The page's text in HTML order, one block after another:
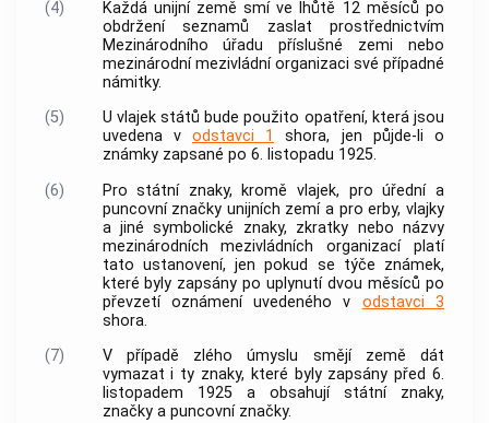
(4)
Každá unijní země smí ve lhůtě 12 měsíců po
obdržení seznamů zaslat prostřednictvím
Mezinárodního úřadu příslušné zemi nebo
mezinárodní mezivládní organizaci své případné
námitky.
(5)
U vlajek států bude použito opatření, která jsou
uvedena v odstavci 1
shora, jen půjde-li o
známky zapsané po 6. listopadu 1925.
(6)
Pro státní znaky, kromě vlajek, pro úřední a
puncovní značky unijních zemí a pro erby, vlajky
a jiné symbolické znaky, zkratky nebo názvy
mezinárodních mezivládních organizací platí
tato ustanovení, jen pokud se týče známek,
které byly zapsány po uplynutí dvou měsíců po
převzetí oznámení uvedeného v odstavci 3
shora.
(7)
V případě zlého úmyslu smějí země dát
vymazat i ty znaky, které byly zapsány před 6.
listopadem 1925 a obsahují státní znaky,
značky a puncovní značky.